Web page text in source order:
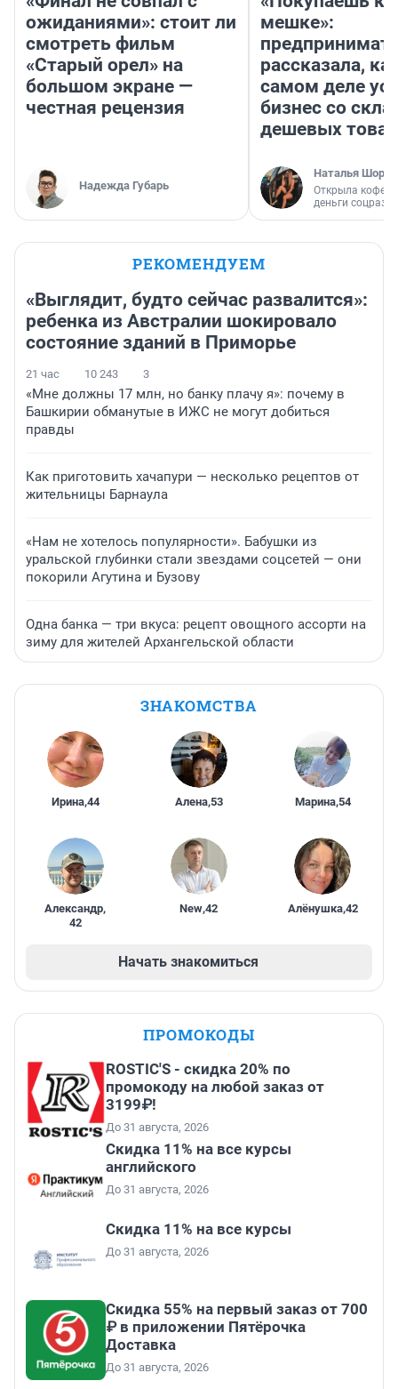
ожиданиями»: стоит ли
смотреть фильм
«Старый орел» на
большом экране —
честная рецензия
Надежда Губарь
мешке»:
рассказала,
самом деле
бизнес со
дешевых
Наталья
Открыла
деньги
РЕКОМЕНДУЕМ
«Выглядит, будто сейчас развалится»:
ребенка из Австралии шокировало
состояние зданий в Приморье
21 час 10 243 3
«Мне должны 17 млн, но банку плачу я»: почему в
Башкирии обманутые в ИЖС не могут добиться
правды
Как приготовить хачапури — несколько рецептов от
жительницы Барнаула
«Нам не хотелось популярности». Бабушки из
уральской глубинки стали звездами соцсетей — они
покорили Агутина и Бузову
Одна банка — три вкуса: рецепт овощного ассорти на
зиму для жителей Архангельской области
ЗНАКОМСТВА
Ирина,44 Алена,53 Марина,54
Александр,
42
New,42 Алёнушка,42
Начать знакомиться
ПРОМОКОДЫ
ROSTIC'S - скидка 20% по
промокоду на любой заказ от
3199₽!
До 31 августа, 2026
Скидка 11% на все курсы
английского
До 31 августа, 2026
Скидка 11% на все курсы
До 31 августа, 2026
Скидка 55% на первый заказ от 700
₽ в приложении Пятёрочка
Доставка
До 31 августа, 2026